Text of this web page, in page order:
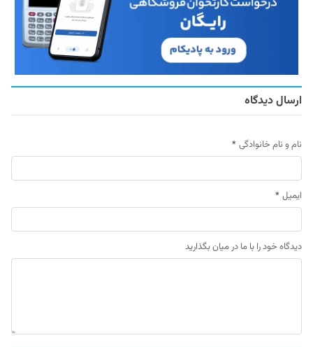
ارسال دیدگاه
نام و نام خانوادگی *
ایمیل *
دیدگاه خود را با ما در میان بگذارید